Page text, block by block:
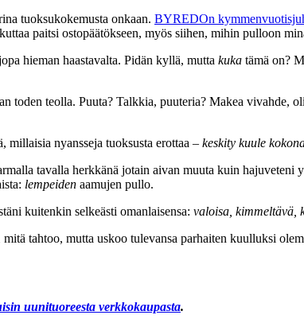
tuoksukokemusta onkaan. BYREDOn
paitsi ostopäätökseen, myös siihen, mihin pulloon
hieman haastavalta. Pidän kyllä, mutta kuka tämä on?
teolla. Puuta? Talkkia, puuteria? Makea vivahde,
nyansseja tuoksusta erottaa – keskity kuule
tavalla herkkänä jotain aivan muuta kuin hajuveteni
lempeiden aamujen pullo.
kuitenkin selkeästi omanlaisensa: valoisa, kimmeltävä,
tahtoo, mutta uskoo tulevansa parhaiten kuulluksi
uunituoreesta verkkokaupasta.